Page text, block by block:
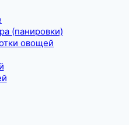
(панировки)
овощей